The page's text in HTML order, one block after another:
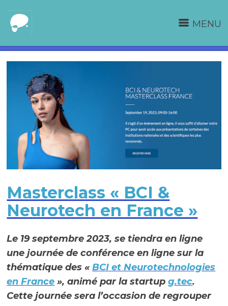
MENU
Masterclass « BCI &
Neurotech en France »
Le 19 septembre 2023, se tiendra en ligne
une journée de conférence en ligne sur la
thématique des «BCI et Neurotechnologies
en France », animé par la startupg.tec.
Cette journée sera l’occasion de regrouper